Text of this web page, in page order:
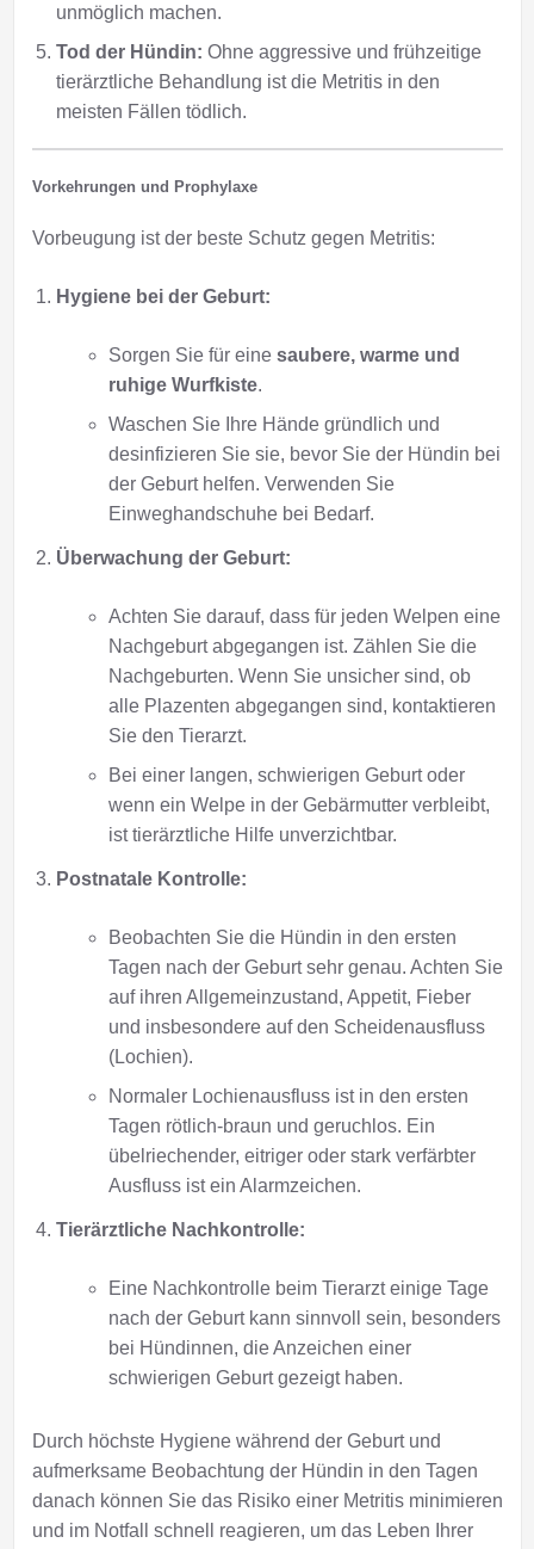
unmöglich machen.
Tod der Hündin: Ohne aggressive und frühzeitige
tierärztliche Behandlung ist die Metritis in den
meisten Fällen tödlich.
Vorkehrungen und Prophylaxe
Vorbeugung ist der beste Schutz gegen Metritis:
Hygiene bei der Geburt:
Sorgen Sie für eine saubere, warme und
ruhige Wurfkiste.
Waschen Sie Ihre Hände gründlich und
desinfizieren Sie sie, bevor Sie der Hündin bei
der Geburt helfen. Verwenden Sie
Einweghandschuhe bei Bedarf.
Überwachung der Geburt:
Achten Sie darauf, dass für jeden Welpen eine
Nachgeburt abgegangen ist. Zählen Sie die
Nachgeburten. Wenn Sie unsicher sind, ob
alle Plazenten abgegangen sind, kontaktieren
Sie den Tierarzt.
Bei einer langen, schwierigen Geburt oder
wenn ein Welpe in der Gebärmutter verbleibt,
ist tierärztliche Hilfe unverzichtbar.
Postnatale Kontrolle:
Beobachten Sie die Hündin in den ersten
Tagen nach der Geburt sehr genau. Achten Sie
auf ihren Allgemeinzustand, Appetit, Fieber
und insbesondere auf den Scheidenausfluss
(Lochien).
Normaler Lochienausfluss ist in den ersten
Tagen rötlich-braun und geruchlos. Ein
übelriechender, eitriger oder stark verfärbter
Ausfluss ist ein Alarmzeichen.
Tierärztliche Nachkontrolle:
Eine Nachkontrolle beim Tierarzt einige Tage
nach der Geburt kann sinnvoll sein, besonders
bei Hündinnen, die Anzeichen einer
schwierigen Geburt gezeigt haben.
Durch höchste Hygiene während der Geburt und
aufmerksame Beobachtung der Hündin in den Tagen
danach können Sie das Risiko einer Metritis minimieren
und im Notfall schnell reagieren, um das Leben Ihrer